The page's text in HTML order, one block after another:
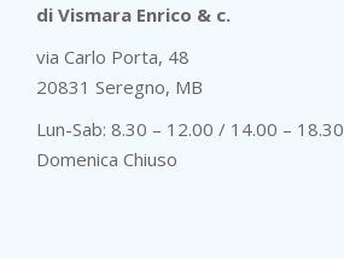
di Vismara Enrico & c.
via Carlo Porta, 48
20831 Seregno, MB
Lun-Sab: 8.30 – 12.00 / 14.00 – 18.30
Domenica Chiuso